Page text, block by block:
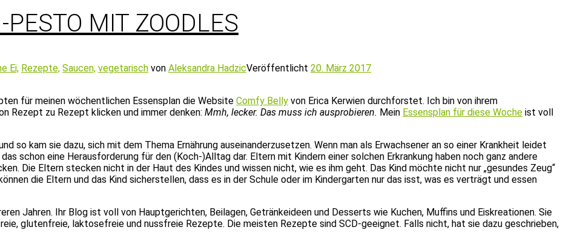
MIT ZOODLES
Ei, Rezepte, Saucen, vegetarisch von Aleksandra HadzicVeröffentlicht 20. März 2017
für meinen wöchentlichen Essensplan die Website Comfy Belly von Erica Kerwien durchforstet. Ich bin von ihrem
Rezept zu Rezept klicken und immer denken: Mmh, lecker. Das muss ich ausprobieren. Mein Essensplan für diese Woche ist voll
so kam sie dazu, sich mit dem Thema Ernährung auseinanderzusetzen. Wenn man als Erwachsener an so einer Krankheit leidet
schon eine Herausforderung für den (Koch-)Alltag dar. Eltern mit Kindern einer solchen Erkrankung haben noch ganz andere
Die Eltern stecken nicht in der Haut des Kindes und wissen nicht, wie es ihm geht. Das Kind möchte nicht nur „gesundes Zeug“
die Eltern und das Kind sicherstellen, dass es in der Schule oder im Kindergarten nur das isst, was es verträgt und essen
Jahren. Ihr Blog ist voll von Hauptgerichten, Beilagen, Getränkeideen und Desserts wie Kuchen, Muffins und Eiskreationen. Sie
glutenfreie, laktosefreie und nussfreie Rezepte. Die meisten Rezepte sind SCD-geeignet. Falls nicht, hat sie dazu geschrieben,